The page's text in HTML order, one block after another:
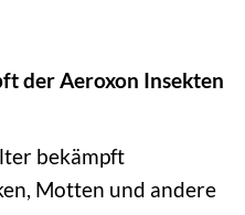
der Aeroxon Insekten
bekämpft
Motten und andere